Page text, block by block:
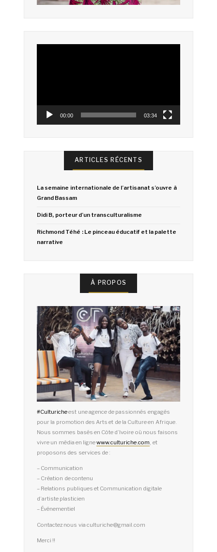
00:00 03:34
ARTICLES RÉCENTS
La semaine internationale de l’artisanat s’ouvre à
Grand Bassam
Didi B, porteur d’un transculturalisme
Richmond Téhé : Le pinceau éducatif et la palette
narrative
À PROPOS
#Culturicheest une agence de passionnés engagés
pour la promotion des Arts et de la Culture en Afrique.
Nous sommes basés en Côte d’Ivoire où nous faisons
vivre un média en lignewww.culturiche.com, et
proposons des services de :
– Communication
– Création de contenu
– Relations publiques et Communication digitale
d’artiste plasticien
– Événementiel
Contactez nous via culturiche@gmail.com
Merci !!